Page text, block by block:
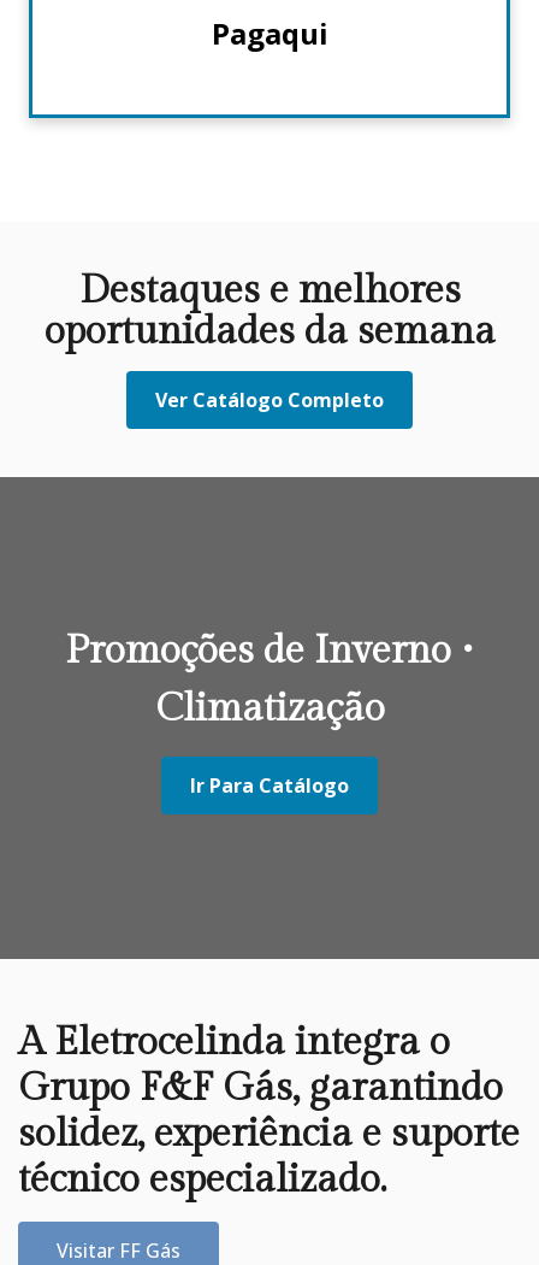
Pagaqui
Destaques e melhores
oportunidades da semana
Ver Catálogo Completo
Promoções de Inverno •
Climatização
Ir Para Catálogo
A Eletrocelinda integra o
Grupo F&F Gás, garantindo
solidez, experiência e suporte
técnico especializado.
Visitar FF Gás